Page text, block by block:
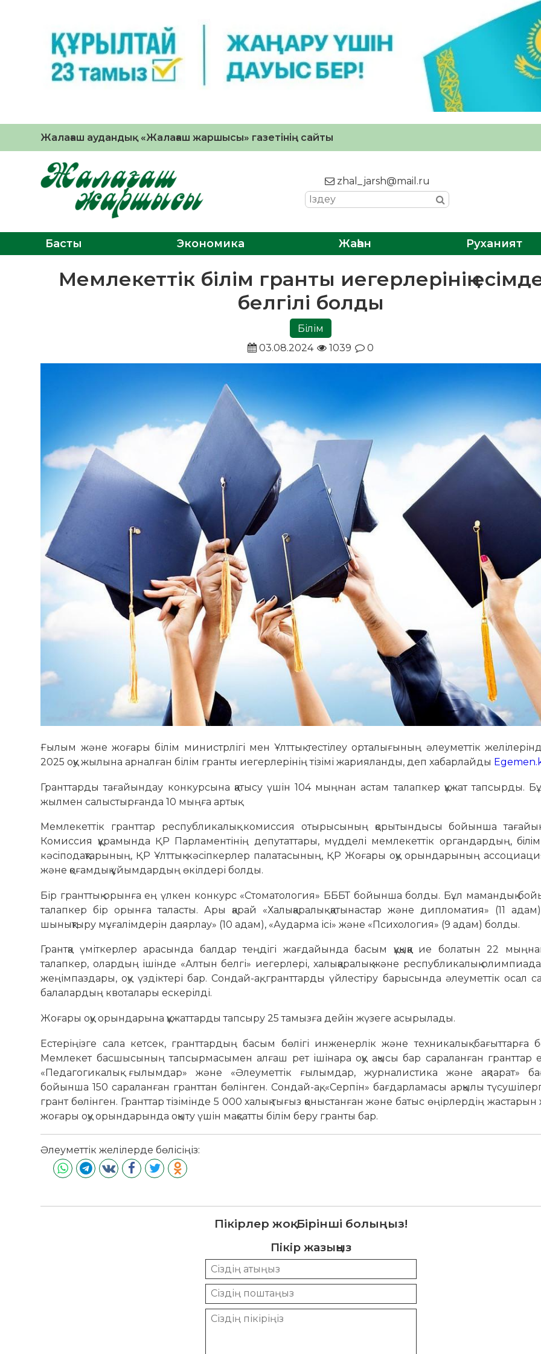
Жалағаш аудандық «Жалағаш жаршысы» газетінің сайты
zhal_jarsh@mail.ru
Басты Экономика Жаһан Руханият
Мемлекеттік білім гранты иегерлерінің
белгілі болды
Білім
03.08.2024
1039 0
Ғылым және жоғары білім министрлігі мен Ұлттық тестілеу орталығының әлеуметтік
2025 оқу жылына арналған білім гранты иегерлерінің тізімі жарияланды, деп хабарлайды
Гранттарды тағайындау конкурсына қатысу үшін 104 мыңнан астам талапкер құжат тапсырды.
жылмен салыстырғанда 10 мыңға артық.
Мемлекеттік гранттар республикалық комиссия отырысының қорытындысы бойынша
Комиссия құрамында ҚР Парламентінің депутаттары, мүдделі мемлекеттік органдардың,
кәсiподақтарының, ҚР Ұлттық кәсiпкерлер палатасының, ҚР Жоғары оқу орындарының
және қоғамдық ұйымдардың өкілдері болды.
Бір гранттық орынға ең үлкен конкурс «Стоматология» БББТ бойынша болды. Бұл мамандық
талапкер бір орынға таласты. Ары қарай «Халықаралық қатынастар және дипломатия» (11
шынықтыру мұғалімдерін даярлау» (10 адам), «Аударма ісі» және «Психология» (9 адам) болды.
Грантқа үміткерлер арасында балдар теңдігі жағдайында басым құқыққа ие болатын 22
талапкер, олардың ішінде «Алтын белгі» иегерлері, халықаралық және республикалық
жеңімпаздары, оқу үздіктері бар. Сондай-ақ, гранттарды үйлестіру барысында әлеуметтік осал
балалардың квоталары ескерілді.
Жоғары оқу орындарына құжаттарды тапсыру 25 тамызға дейін жүзеге асырылады.
Естеріңізге сала кетсек, гранттардың басым бөлігі инженерлік және техникалық бағыттарға
Мемлекет басшысының тапсырмасымен алғаш рет ішінара оқу ақысы бар сараланған гранттар
«Педагогикалық ғылымдар» және «Әлеуметтік ғылымдар, журналистика және ақпарат»
бойынша 150 сараланған гранттан бөлінген. Сондай-ақ, «Серпін» бағдарламасы арқылы
грант бөлінген. Гранттар тізімінде 5 000 халық тығыз қоныстанған және батыс өңірлердің жастарын
жоғары оқу орындарында оқыту үшін мақсатты білім беру гранты бар.
Әлеуметтік желілерде бөлісіңіз:
Пікірлер жоқ. Бірінші болыңыз!
Пікір жазыңыз